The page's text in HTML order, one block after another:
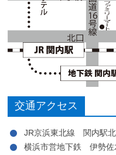
交通アクセス
JR京浜東北線 関内駅
横浜市営地下鉄 伊勢